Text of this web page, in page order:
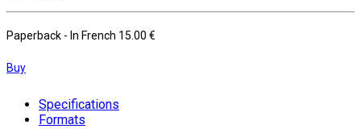
Paperback - In French 15.00 €
Buy
Specifications
Formats